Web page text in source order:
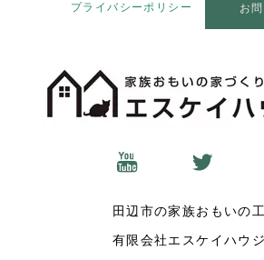
プライバシーポリシー お
田辺市の家族おもいの
有限会社エスケイハウ